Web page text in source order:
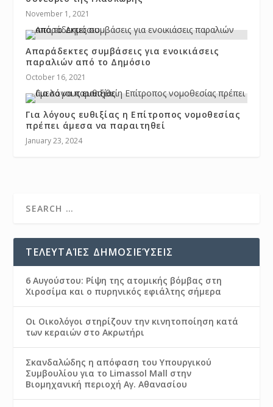
November 1, 2021
Απαράδεκτες συμβάσεις για ενοικιάσεις
παραλιών από το Δημόσιο
October 16, 2021
Για λόγους ευθιξίας η Επίτροπος νομοθεσίας
πρέπει άμεσα να παραιτηθεί
January 23, 2024
ΤΕΛΕΥΤΑΊΕΣ ΔΗΜΟΣΙΕΎΣΕΙΣ
6 Αυγούστου: Ρίψη της ατομικής βόμβας στη
Χιροσίμα και ο πυρηνικός εφιάλτης σήμερα
Οι Οικολόγοι στηρίζουν την κινητοποίηση κατά
των κεραιών στο Ακρωτήρι
Σκανδαλώδης η απόφαση του Υπουργικού
Συμβουλίου για το Limassol Mall στην
Βιομηχανική περιοχή Αγ. Αθανασίου